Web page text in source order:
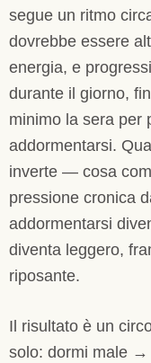
segue un ritmo
dovrebbe essere
energia, e
durante il giorno,
minimo la sera per
addormentarsi.
inverte — cosa
pressione cronica
addormentarsi
diventa leggero,
riposante.
Il risultato è un
solo: dormi male